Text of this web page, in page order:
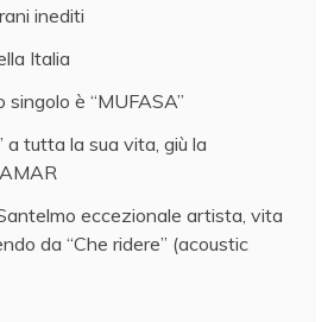
inediti
Italia
singolo è “MUFASA”
a tutta la sua vita, giù la
eccezionale artista, vita
da “Che ridere” (acoustic